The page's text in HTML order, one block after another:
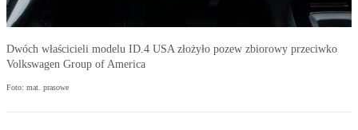
Dwóch właścicieli modelu ID.4 USA złożyło pozew zbiorowy przeciwko
Volkswagen Group of America
Foto: mat. prasowe